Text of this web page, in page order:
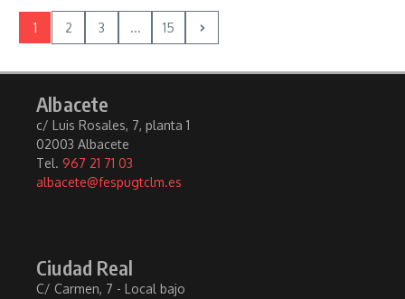
1 2 3 ... 15
Albacete
c/ Luis Rosales, 7, planta 1
02003 Albacete
Tel. 967 21 71 03
albacete@fespugtclm.es
Ciudad Real
C/ Carmen, 7 - Local bajo